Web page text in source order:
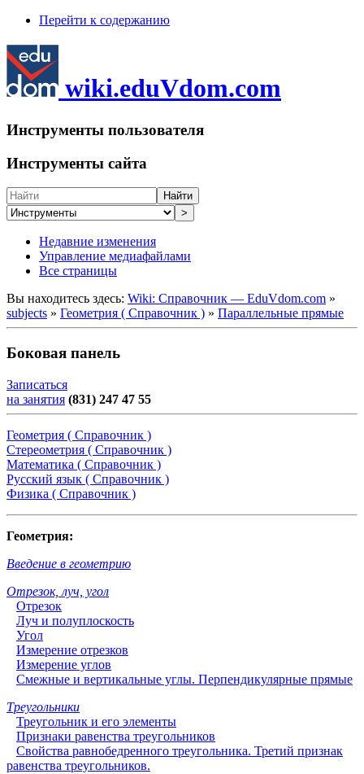
Перейти к содержанию
wiki.eduVdom.com
Инструменты пользователя
Инструменты сайта
Найти
>
Недавние изменения
Управление медиафайлами
Все страницы
Вы находитесь здесь: Wiki: Справочник — EduVdom.com »
subjects » Геометрия ( Справочник ) » Параллельные прямые
Боковая панель
Записаться
на занятия (831) 247 47 55
Геометрия ( Справочник )
Стереометрия ( Справочник )
Математика ( Справочник )
Русский язык ( Справочник )
Физика ( Справочник )
Геометрия:
Введение в геометрию
Отрезок, луч, угол
Отрезок
Луч и полуплоскость
Угол
Измерение отрезков
Измерение углов
Смежные и вертикальные углы. Перпендикулярные прямые
Треугольники
Треугольник и его элементы
Признаки равенства треугольников
Свойства равнобедренного треугольника. Третий признак
равенства треугольников.